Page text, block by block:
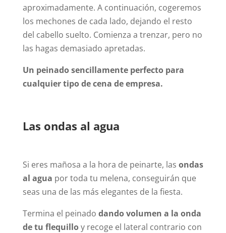
aproximadamente. A continuación, cogeremos
los mechones de cada lado, dejando el resto
del cabello suelto. Comienza a trenzar, pero no
las hagas demasiado apretadas.
Un peinado sencillamente perfecto para
cualquier tipo de cena de empresa.
Las ondas al agua
Si eres mañosa a la hora de peinarte, las ondas
al agua por toda tu melena, conseguirán que
seas una de las más elegantes de la fiesta.
Termina el peinado dando volumen a la onda
de tu flequilloy recoge el lateral contrario con